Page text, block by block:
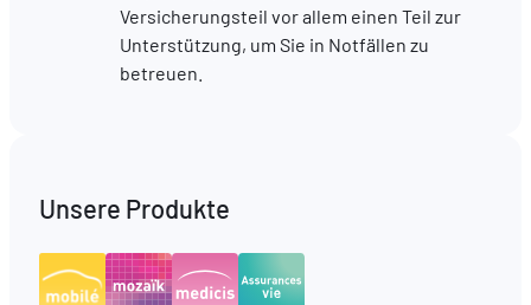
Versicherungsteil vor allem einen Teil zur
Unterstützung, um Sie in Notfällen zu
betreuen.
Unsere Produkte